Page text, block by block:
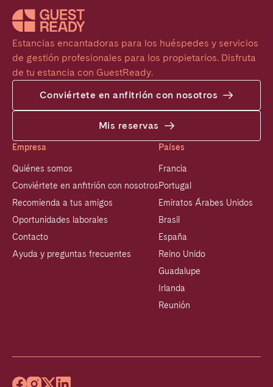
Estancias encantadoras para los huéspedes y servicios
de gestión profesionales para los propietarios. Disfruta
de tu estancia con GuestReady.
Conviértete en anfitrión con nosotros
Mis reservas
Empresa
Quiénes somos
Conviértete en anfitrión con nosotros
Recomienda a tus amigos
Oportunidades laborales
Contacto
Ayuda y preguntas frecuentes
Países
Francia
Portugal
Emiratos Árabes Unidos
Brasil
España
Reino Unido
Guadalupe
Irlanda
Reunión